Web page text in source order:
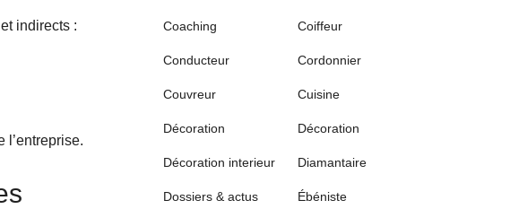
indirects :
l’entreprise.
Coaching Coiffeur
Conducteur Cordonnier
Couvreur Cuisine
Décoration Décoration
Décoration interieur Diamantaire
Dossiers & actus Ébéniste